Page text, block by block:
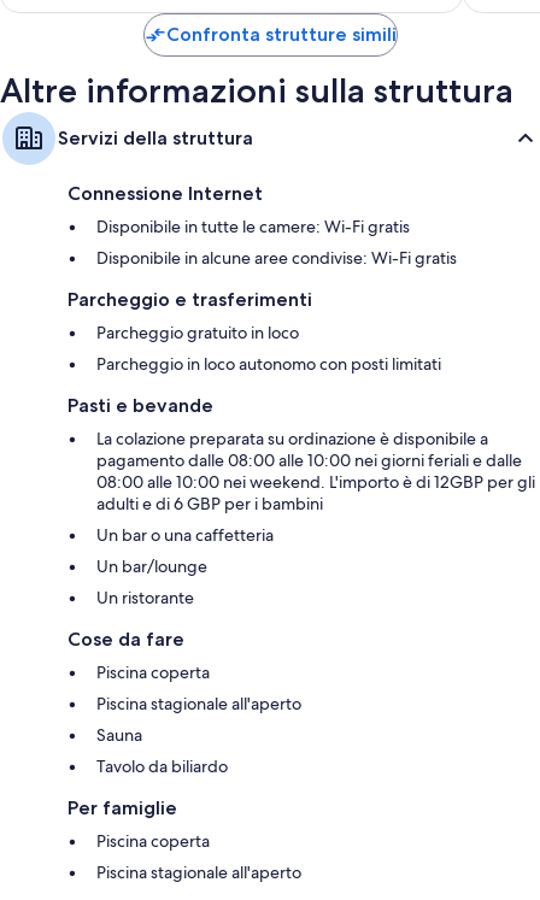
Confronta strutture simili
Altre informazioni sulla struttura
Servizi della struttura
Connessione Internet
Disponibile in tutte le camere: Wi-Fi gratis
Disponibile in alcune aree condivise: Wi-Fi gratis
Parcheggio e trasferimenti
Parcheggio gratuito in loco
Parcheggio in loco autonomo con posti limitati
Pasti e bevande
La colazione preparata su ordinazione è disponibile a
pagamento dalle 08:00 alle 10:00 nei giorni feriali e dalle
08:00 alle 10:00 nei weekend. L'importo è di 12GBP per gli
adulti e di 6 GBP per i bambini
Un bar o una caffetteria
Un bar/lounge
Un ristorante
Cose da fare
Piscina coperta
Piscina stagionale all'aperto
Sauna
Tavolo da biliardo
Per famiglie
Piscina coperta
Piscina stagionale all'aperto